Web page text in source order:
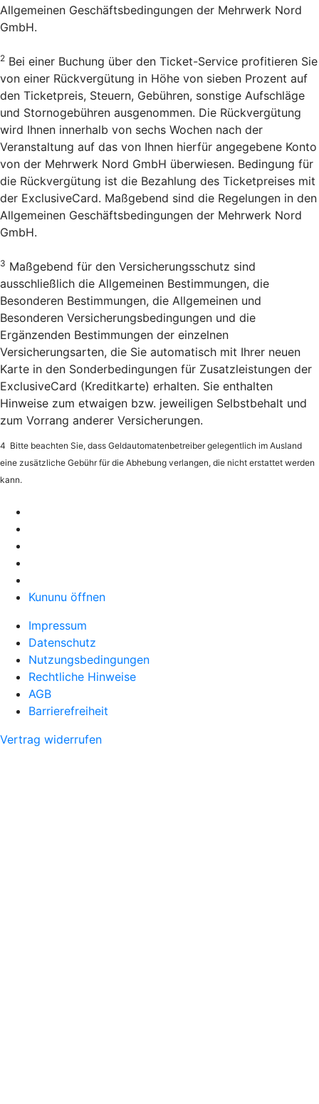
Allgemeinen Geschäftsbedingungen der Mehrwerk Nord
GmbH.
2 Bei einer Buchung über den Ticket-Service profitieren Sie
von einer Rückvergütung in Höhe von sieben Prozent auf
den Ticketpreis, Steuern, Gebühren, sonstige Aufschläge
und Stornogebühren ausgenommen. Die Rückvergütung
wird Ihnen innerhalb von sechs Wochen nach der
Veranstaltung auf das von Ihnen hierfür angegebene Konto
von der Mehrwerk Nord GmbH überwiesen. Bedingung für
die Rückvergütung ist die Bezahlung des Ticketpreises mit
der ExclusiveCard. Maßgebend sind die Regelungen in den
Allgemeinen Geschäftsbedingungen der Mehrwerk Nord
GmbH.
3 Maßgebend für den Versicherungsschutz sind
ausschließlich die Allgemeinen Bestimmungen, die
Besonderen Bestimmungen, die Allgemeinen und
Besonderen Versicherungsbedingungen und die
Ergänzenden Bestimmungen der einzelnen
Versicherungsarten, die Sie automatisch mit Ihrer neuen
Karte in den Sonderbedingungen für Zusatzleistungen der
ExclusiveCard (Kreditkarte) erhalten. Sie enthalten
Hinweise zum etwaigen bzw. jeweiligen Selbstbehalt und
zum Vorrang anderer Versicherungen.
4 Bitte beachten Sie, dass Geldautomatenbetreiber gelegentlich im Ausland
eine zusätzliche Gebühr für die Abhebung verlangen, die nicht erstattet werden
kann.
Kununu öffnen
Impressum
Datenschutz
Nutzungsbedingungen
Rechtliche Hinweise
AGB
Barrierefreiheit
Vertrag widerrufen